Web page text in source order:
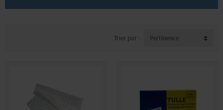
optimale. Commandez dès maintenant vos
Trier par : Pertinence